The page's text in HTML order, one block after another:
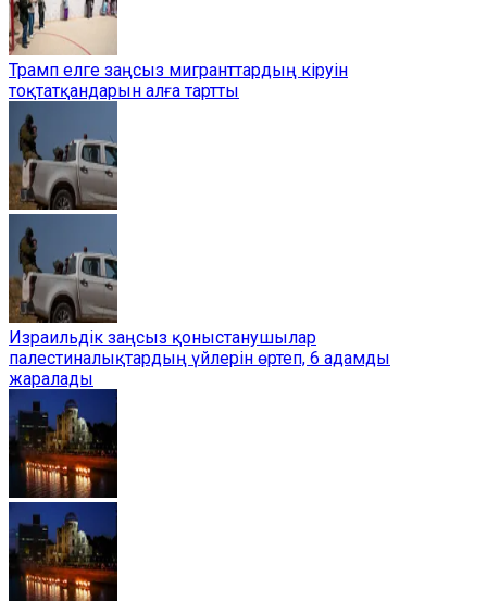
Трамп елге заңсыз мигранттардың кіруін
тоқтатқандарын алға тартты
Израильдік заңсыз қоныстанушылар
палестиналықтардың үйлерін өртеп, 6 адамды
жаралады